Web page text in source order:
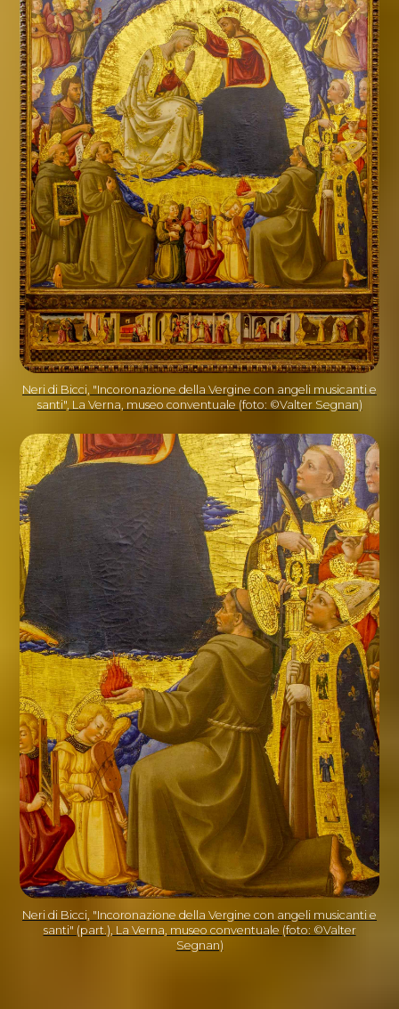
Neri di Bicci, "Incoronazione della Vergine con angeli musicanti e
santi", La Verna, museo conventuale (foto: ©Valter Segnan)
Neri di Bicci, "Incoronazione della Vergine con angeli musicanti e
santi" (part.), La Verna, museo conventuale (foto: ©Valter
Segnan)